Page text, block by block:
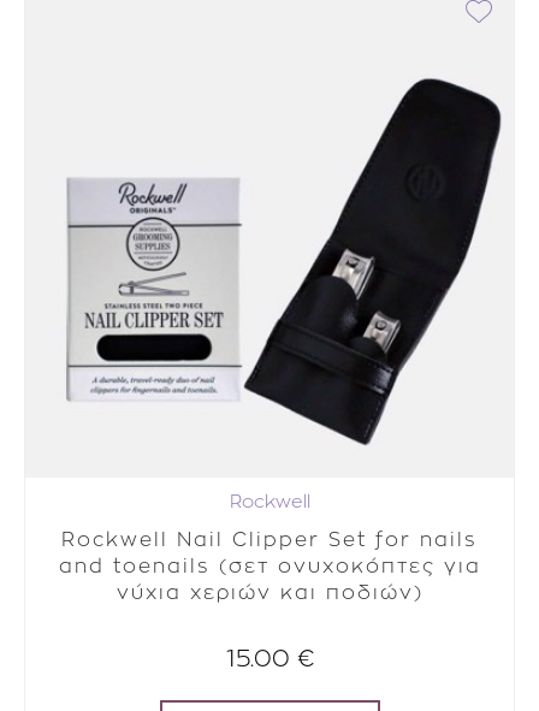
Rockwell
Rockwell Nail Clipper Set for nails
and toenails (σετ ονυχοκόπτες για
νύχια χεριών και ποδιών)
15.00 €